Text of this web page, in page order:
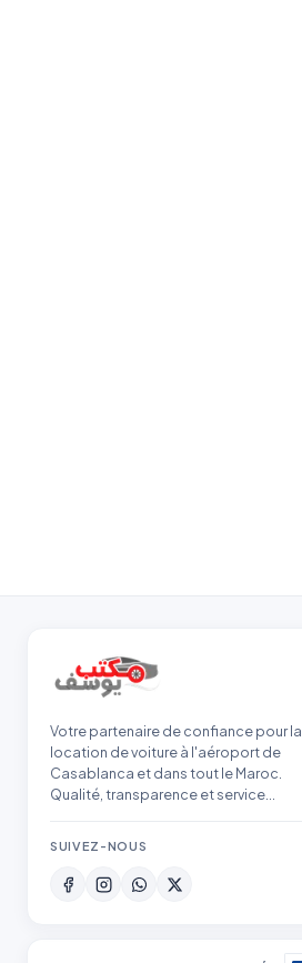
Votre partenaire de confiance pour la
location de voiture à l'aéroport de
Casablanca et dans tout le Maroc.
Qualité, transparence et service
SUIVEZ-NOUS